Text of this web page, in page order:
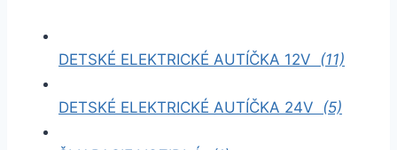
DETSKÉ ELEKTRICKÉ AUTÍČKA 12V (11)
DETSKÉ ELEKTRICKÉ AUTÍČKA 24V (5)